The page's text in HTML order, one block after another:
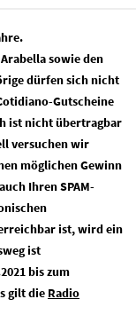
sowie den
dürfen sich nicht
Gutscheine
ist nicht übertragbar
versuchen wir
möglichen Gewinn
Ihren SPAM-
ist, wird ein
ist
bis zum
gilt die Radio